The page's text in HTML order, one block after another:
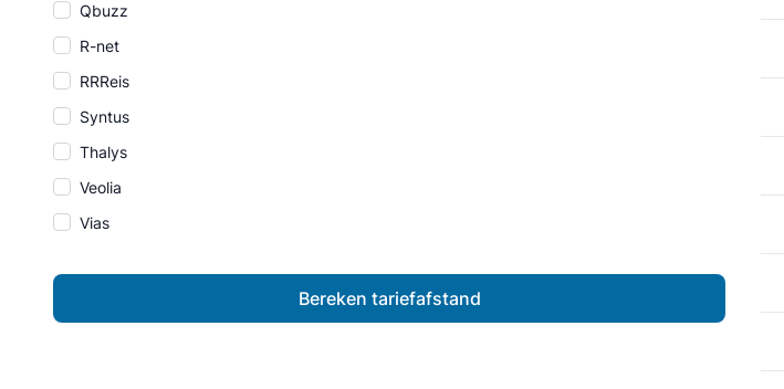
Qbuzz
R-net
RRReis
Syntus
Thalys
Veolia
Vias
Bereken tariefafstand